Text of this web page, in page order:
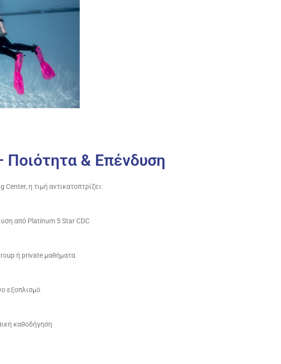
& Επένδυση
Center, η τιμή αντικατοπτρίζει:
από Platinum 5 Star CDC
ή private μαθήματα
εξοπλισμό
καθοδήγηση